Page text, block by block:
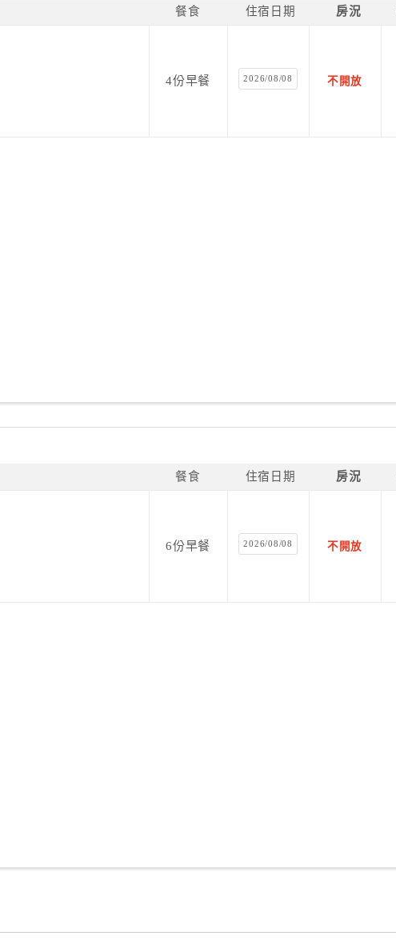
餐食 住宿日期 房況
4份早餐 2026/08/08 不開放
餐食 住宿日期 房況
6份早餐 2026/08/08 不開放